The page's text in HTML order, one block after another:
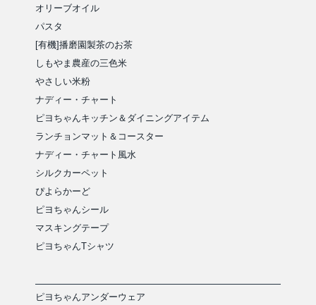
オリーブオイル
パスタ
[有機]播磨園製茶のお茶
しもやま農産の三色米
やさしい米粉
ナディー・チャート
ピヨちゃんキッチン＆ダイニングアイテム
ランチョンマット＆コースター
ナディー・チャート風水
シルクカーペット
ぴよらかーど
ピヨちゃんシール
マスキングテープ
ピヨちゃんTシャツ
ピヨちゃんアンダーウェア